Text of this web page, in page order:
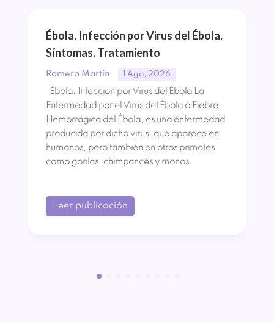
Ébola. Infección por Virus del Ébola.
Síntomas. Tratamiento
Romero Martín 1 Ago, 2026
Ébola. Infección por Virus del Ébola La
Enfermedad por el Virus del Ébola o Fiebre
Hemorrágica del Ébola, es una enfermedad
producida por dicho virus, que aparece en
humanos, pero también en otros primates
como gorilas, chimpancés y monos
Leer publicación